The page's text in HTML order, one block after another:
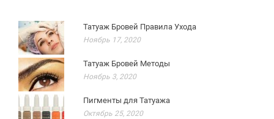
Татуаж Бровей Правила Ухода
Ноябрь 17, 2020
Татуаж Бровей Методы
Ноябрь 3, 2020
Пигменты для Татуажа
Октябрь 25, 2020